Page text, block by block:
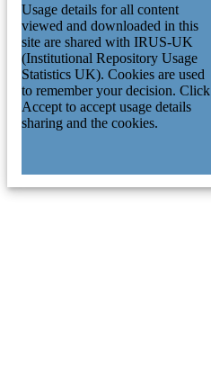
Usage details for all content
viewed and downloaded in this
site are shared with IRUS-UK
(Institutional Repository Usage
Statistics UK). Cookies are used
to remember your decision. Click
Accept to accept usage details
sharing and the cookies.